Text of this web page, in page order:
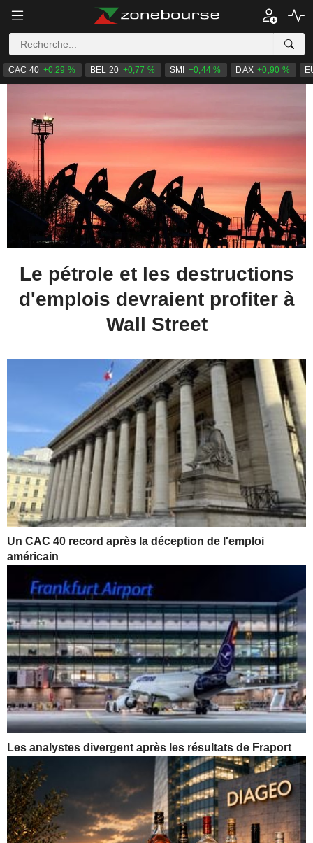
CAC 40 +0,29 % BEL 20 +0,77 % SMI +0,44 % DAX +0,90 %
Un CAC 40 record après la déception de l'emploi
américain
Les analystes divergent après les résultats de Fraport
Le pétrole et les destructions
d'emplois devraient profiter à
Wall Street